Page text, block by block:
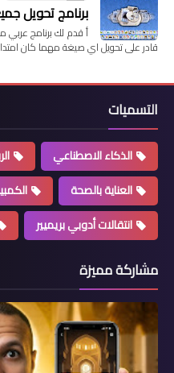
برنامج تحويل
أ قدم لك برنامج عربي
قادر على تحويل اي صيغة مهما كان
التسميات
الذكاء الاصطناعي
العناية بالصحة
انتقالات أدوبي بريميير
مشاركة مميزة